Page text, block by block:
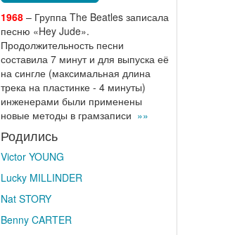
1968– Группа The Beatles записала
песню «Hey Jude».
Продолжительность песни
составила 7 минут и для выпуска её
на сингле (максимальная длина
трека на пластинке - 4 минуты)
инженерами были применены
новые методы в грамзаписи »»
Родились
Victor YOUNG
Lucky MILLINDER
Nat STORY
Benny CARTER